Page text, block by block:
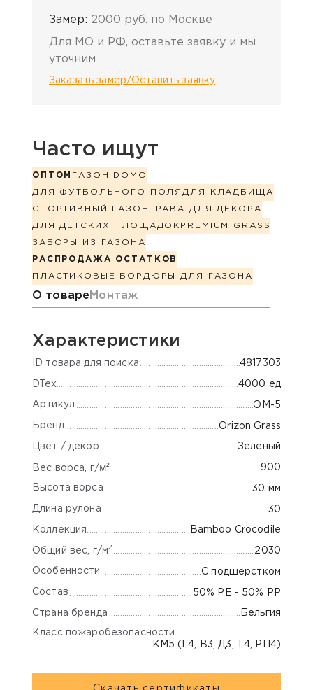
Замер: 2000 руб. по Москве
Для МО и РФ, оставьте заявку и мы
уточним
Заказать замер/Оставить заявку
Часто ищут
ОПТОМ ГАЗОН DOMO
ДЛЯ ФУТБОЛЬНОГО ПОЛЯ ДЛЯ КЛАДБИЩА
СПОРТИВНЫЙ ГАЗОН ТРАВА ДЛЯ ДЕКОРА
ДЛЯ ДЕТСКИХ ПЛОЩАДОК PREMIUM GRASS
ЗАБОРЫ ИЗ ГАЗОНА
РАСПРОДАЖА ОСТАТКОВ
ПЛАСТИКОВЫЕ БОРДЮРЫ ДЛЯ ГАЗОНА
Информация о товаре
О товаре Монтаж
Характеристики
ID товара для поиска 4817303
DTex 4000 ед
Артикул OM-5
Бренд Orizon Grass
Цвет / декор Зеленый
Вес ворса, г/м² 900
Высота ворса 30 мм
Длина рулона 30
Коллекция Bamboo Crocodile
Общий вес, г/м2 2030
Особенности С подшерстком
Состав 50% PE - 50% PP
Страна бренда Бельгия
Класс пожаробезопасности
КМ5 (Г4, В3, Д3, Т4, РП4)